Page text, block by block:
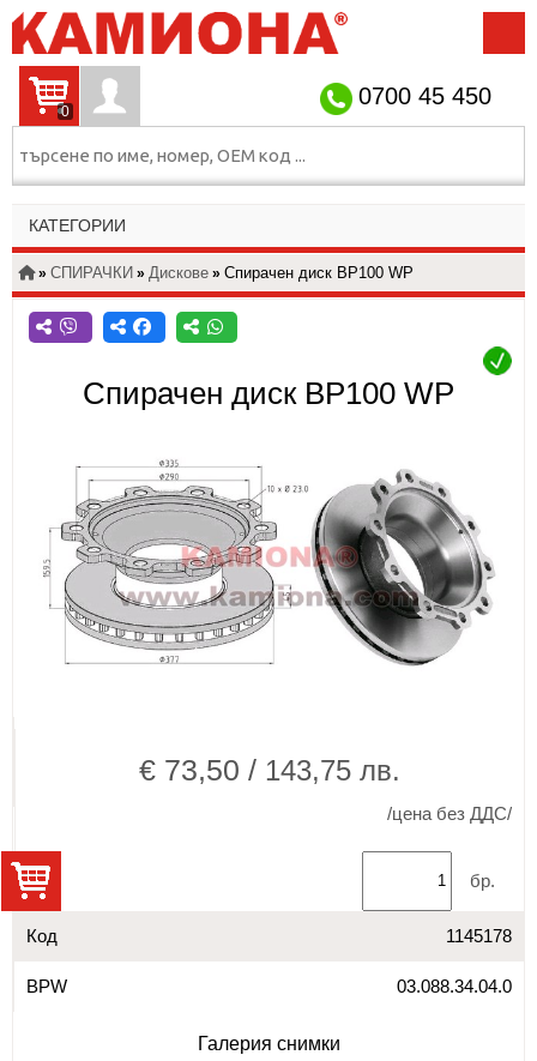
НАЧАЛО
ЗА НАС
КОНТАКТИ
ИНФОРМАЦИЯ
0
0700 45 450
КАТЕГОРИИ
АКСЕСОАРИ
ОКАЧВАНЕ
ПНЕВМО
ЕЛЕКТРО
ДВИГАТЕЛ
ТРАНСМИСИЯ
ШАСИ
ФИЛТРИ
» СПИРАЧКИ » Дискове » Спирачен диск BP100 WP
ограничено количество
налично
Посочените на сайта цени не включват ДДС
Спирачен диск BP100 WP
€ 73,50 / 143,75 лв.
/цена без ДДС/
бр.
Код 1145178
BPW 03.088.34.04.0
Галерия снимки